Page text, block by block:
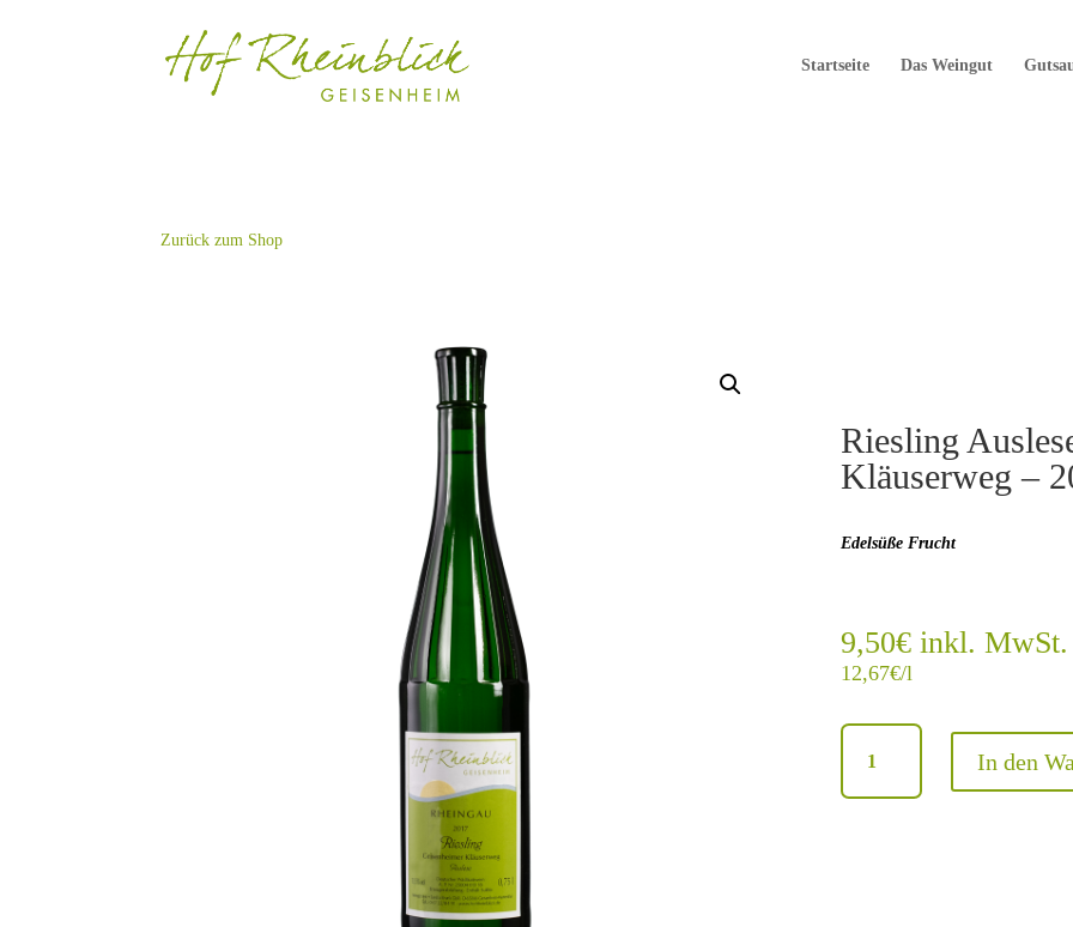
Startseite Das Weingut
Zurück zum Shop
Riesling
Kläuserweg –
Edelsüße Frucht
9,50€ inkl. MwSt.
12,67€/l
Riesling
Auslese
Geisenheimer
In den